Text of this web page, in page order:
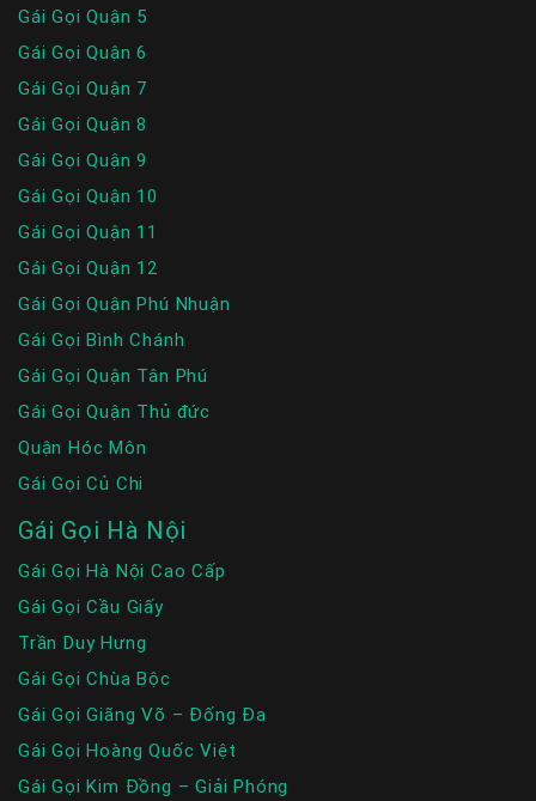
Gái Gọi Quận 5
Gái Gọi Quận 6
Gái Gọi Quận 7
Gái Gọi Quận 8
Gái Gọi Quận 9
Gái Gọi Quận 10
Gái Gọi Quận 11
Gái Gọi Quận 12
Gái Gọi Quận Phú Nhuận
Gái Gọi Bình Chánh
Gái Gọi Quận Tân Phú
Gái Gọi Quận Thủ đức
Quận Hóc Môn
Gái Gọi Củ Chi
Gái Gọi Hà Nội
Gái Gọi Hà Nội Cao Cấp
Gái Gọi Cầu Giấy
Trần Duy Hưng
Gái Gọi Chùa Bộc
Gái Gọi Giãng Võ – Đống Đa
Gái Gọi Hoàng Quốc Việt
Gái Gọi Kim Đồng – Giải Phóng